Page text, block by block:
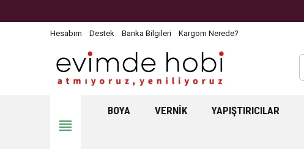
Hesabım Destek Banka Bilgileri Kargom Nerede?
view_headline
BOYA VERNIK YAPIŞTIRICILAR